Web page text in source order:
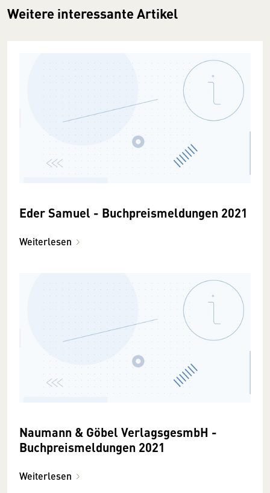
Weitere interessante Artikel
Eder Samuel - Buchpreismeldungen 2021
Weiterlesen
Naumann & Göbel VerlagsgesmbH -
Buchpreismeldungen 2021
Weiterlesen